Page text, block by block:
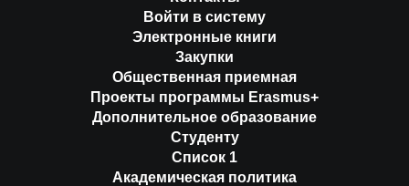
Войти в систему
Электронные книги
Закупки
Общественная приемная
Проекты программы Erasmus+
Дополнительное образование
Студенту
Список 1
Академическая политика